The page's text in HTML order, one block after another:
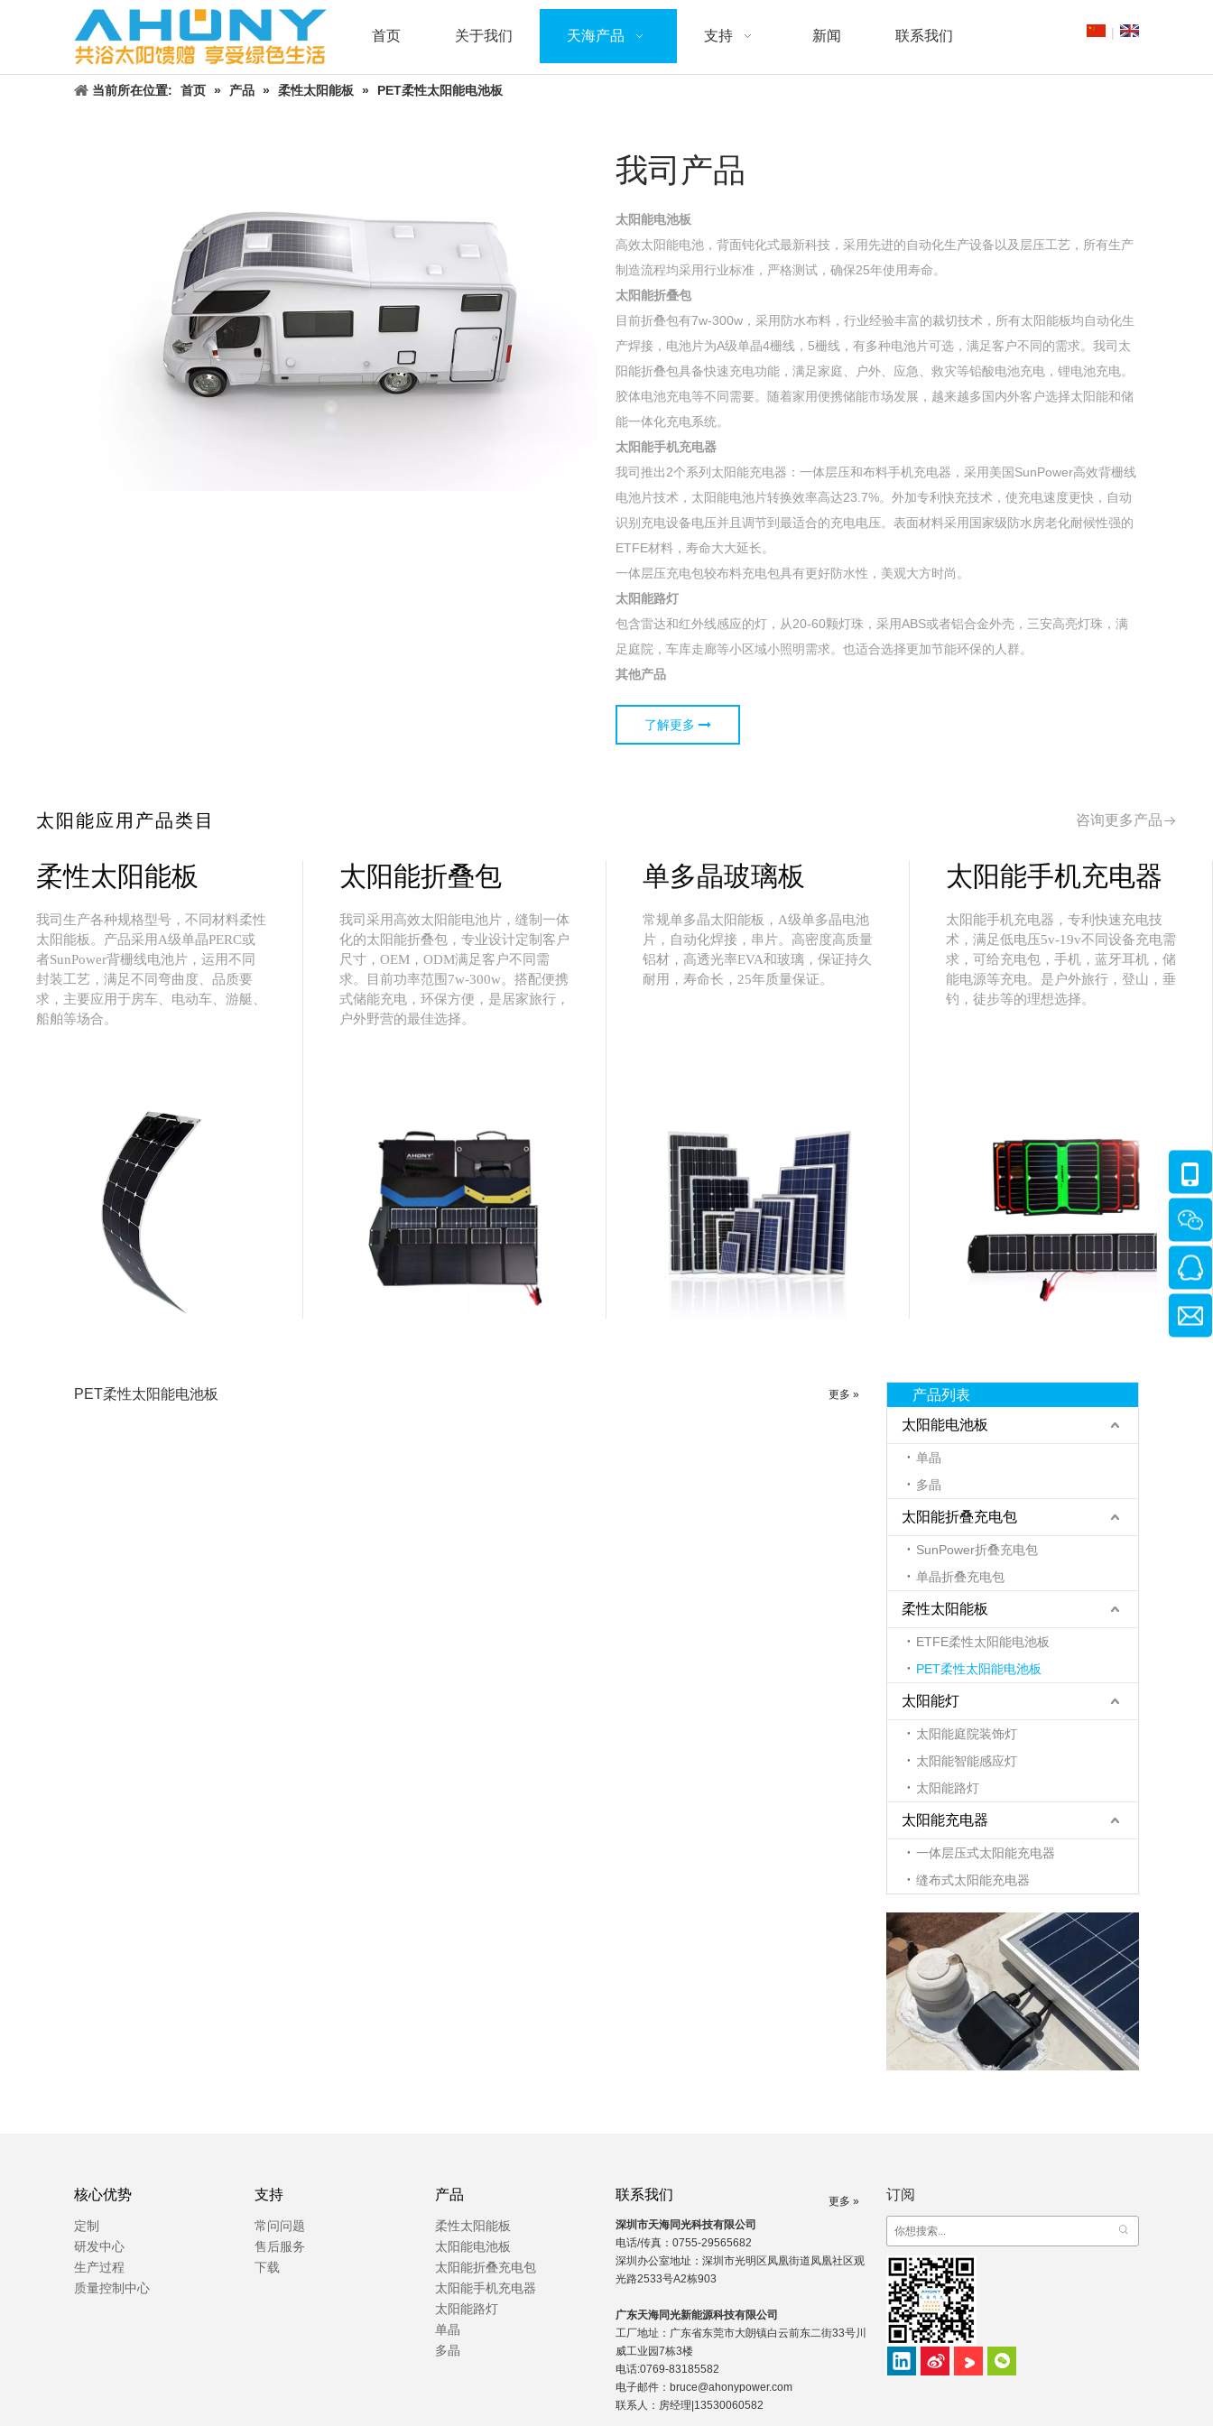
首页 关于我们 天海产品 支持 新闻 联系我们 |
当前所在位置: 首页 » 产品 » 柔性太阳能板 » PET柔性太阳能电池板
我司产品
太阳能电池板
高效太阳能电池，背面钝化式最新科技，采用先进的自动化生产设备以及层压工艺，所有生产
制造流程均采用行业标准，严格测试，确保25年使用寿命。
太阳能折叠包
目前折叠包有7w-300w，采用防水布料，行业经验丰富的裁切技术，所有太阳能板均自动化生
产焊接，电池片为A级单晶4栅线，5栅线，有多种电池片可选，满足客户不同的需求。我司太
阳能折叠包具备快速充电功能，满足家庭、户外、应急、救灾等铅酸电池充电，锂电池充电。
胶体电池充电等不同需要。随着家用便携储能市场发展，越来越多国内外客户选择太阳能和储
能一体化充电系统。
太阳能手机充电器
我司推出2个系列太阳能充电器：一体层压和布料手机充电器，采用美国SunPower高效背栅线
电池片技术，太阳能电池片转换效率高达23.7%。外加专利快充技术，使充电速度更快，自动
识别充电设备电压并且调节到最适合的充电电压。表面材料采用国家级防水房老化耐候性强的
ETFE材料，寿命大大延长。
一体层压充电包较布料充电包具有更好防水性，美观大方时尚。
太阳能路灯
包含雷达和红外线感应的灯，从20-60颗灯珠，采用ABS或者铝合金外壳，三安高亮灯珠，满
足庭院，车库走廊等小区域小照明需求。也适合选择更加节能环保的人群。
其他产品
了解更多
太阳能应用产品类目 咨询更多产品
柔性太阳能板
我司生产各种规格型号，不同材料柔性
太阳能板。产品采用A级单晶PERC或
者SunPower背栅线电池片，运用不同
封装工艺，满足不同弯曲度、品质要
求，主要应用于房车、电动车、游艇、
船舶等场合。
太阳能折叠包
我司采用高效太阳能电池片，缝制一体
化的太阳能折叠包，专业设计定制客户
尺寸，OEM，ODM满足客户不同需
求。目前功率范围7w-300w。搭配便携
式储能充电，环保方便，是居家旅行，
户外野营的最佳选择。
单多晶玻璃板
常规单多晶太阳能板，A级单多晶电池
片，自动化焊接，串片。高密度高质量
铝材，高透光率EVA和玻璃，保证持久
耐用，寿命长，25年质量保证。
太阳能手机充电器
太阳能手机充电器，专利快速充电技
术，满足低电压5v-19v不同设备充电需
求，可给充电包，手机，蓝牙耳机，储
能电源等充电。是户外旅行，登山，垂
钓，徒步等的理想选择。
PET柔性太阳能电池板 更多 »
产品列表
太阳能电池板
单晶
多晶
太阳能折叠充电包
SunPower折叠充电包
单晶折叠充电包
柔性太阳能板
ETFE柔性太阳能电池板
PET柔性太阳能电池板
太阳能灯
太阳能庭院装饰灯
太阳能智能感应灯
太阳能路灯
太阳能充电器
一体层压式太阳能充电器
缝布式太阳能充电器
核心优势
定制
研发中心
生产过程
质量控制中心
支持
常问问题
售后服务
下载
产品
柔性太阳能板
太阳能电池板
太阳能折叠充电包
太阳能手机充电器
太阳能路灯
单晶
多晶
联系我们
更多 »
深圳市天海同光科技有限公司
电话/传真：0755-29565682
深圳办公室地址：深圳市光明区凤凰街道凤凰社区观
光路2533号A2栋903
广东天海同光新能源科技有限公司
工厂地址：广东省东莞市大朗镇白云前东二街33号川
威工业园7栋3楼
电话:0769-83185582
电子邮件：bruce@ahonypower.com
联系人：房经理|13530060582
订阅